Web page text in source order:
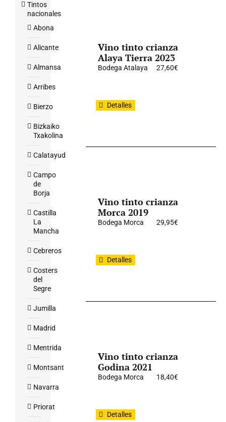
Vino tinto crianza
Alaya Tierra 2023
Bodega Atalaya 27,60€
Detalles
Vino tinto crianza
Morca 2019
Bodega Morca 29,95€
Detalles
Vino tinto crianza
Godina 2021
Bodega Morca 18,40€
Detalles
Tintos
nacionales
Abona
Alicante
Almansa
Arribes
Bierzo
Bizkaiko
Txakolina
Calatayud
Campo
de
Borja
Castilla
La
Mancha
Cebreros
Costers
del
Segre
Jumilla
Madrid
Mentrida
Montsant
Navarra
Priorat